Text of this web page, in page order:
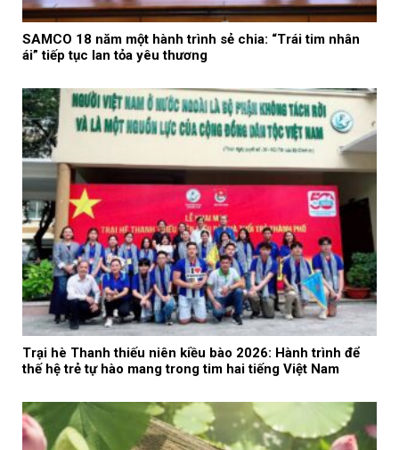
SAMCO 18 năm một hành trình sẻ chia: “Trái tim nhân
ái” tiếp tục lan tỏa yêu thương
Trại hè Thanh thiếu niên kiều bào 2026: Hành trình để
thế hệ trẻ tự hào mang trong tim hai tiếng Việt Nam